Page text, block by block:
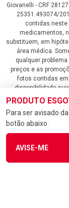
PRODUTO
Para ser avisado
botão abaixo.
AVISE-ME
Giovanelli - CRF
25351.493074/
contidas neste
medicamentos,
substituem, em
área médica.
qualquer
preços e as
fotos contidas
disponibilidade
antimicrobianos
344 - 01/02/1999 -
de Vendas e
LGPD